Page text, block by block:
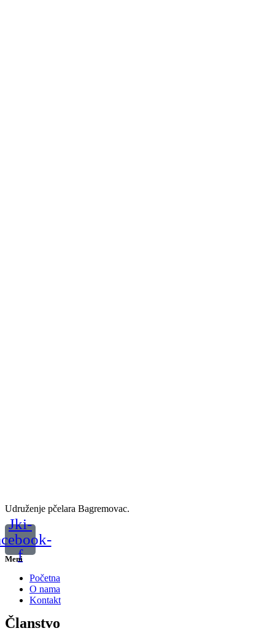
Udruženje pčelara Bagremovac.
Jki-
f
Meni
Početna
O nama
Kontakt
Članstvo